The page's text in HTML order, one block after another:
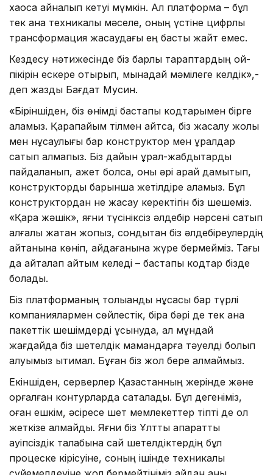
хаосқа айналып кетуі мүмкін. Ал платформа – бұл
тек қана техникалық мәселе, оның үстіне цифрлық
трансформация жасаудағы ең басты жайт емес.
Кездесу нәтижесінде біз барлық тараптардың ой-
пікірін ескере отырып, мынадай мәмілеге келдік»,-
деп жазды Бағдат Мусин.
«Біріншіден, біз өнімді бастапқы кодтарымен бірге
аламыз. Қарапайым тілмен айтсақ, біз жасалу жолы
мен нұсқаулығы бар конструктор мен құралдар
сатып алмақпыз. Біз дайын құрал-жабдықтарды
пайдаланып, қажет болса, оны әрі қарай дамытып,
конструкторды барынша жетілдіре аламыз. Бұл
конструктордан не жасау керектігін біз шешеміз.
«Қара жәшік», яғни түсініксіз әлдебір нәрсені сатып
алғалы жатқан жоқпыз, сондықтан біз әлдебіреулердің
айтқанына көніп, айдағанына жүре бермейміз. Тағы
да қайталап айтқым келеді – бастапқы кодтар бізде
болады.
Біз платформаның толыққанды нұсқасы бар түрлі
компаниялармен сөйлестік, бірақ бәрі де тек қана
пакеттік шешімдерді ұсынуда, ал мұндай
жағдайда біз шетелдік мамандарға тәуелді болып
қалуымыз ықтимал. Бұған біз жол бере алмаймыз.
Екіншіден, серверлер Қазақстанның жерінде және
қорғалған контурларда сақталады. Бұл дегеніміз,
оған ешкім, әсіресе шет мемлекеттер тіпті де қол
жеткізе алмайды. Яғни біз Ұлттық ақпараттық
қауіпсіздік талабына сай шетелдіктердің бұл
процеске кірісуіне, соның ішінде техникалық